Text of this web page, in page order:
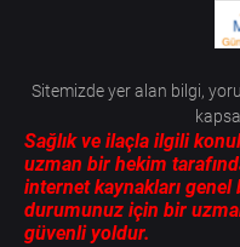
Sitemizde yer alan bilgi,
Sağlık ve ilaçla ilgili
uzman bir hekim
internet kaynakları
durumunuz için bir
güvenli yoldur.